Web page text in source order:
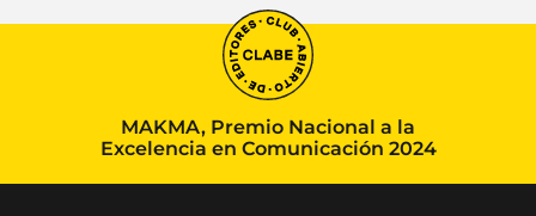
MAKMA, Premio Nacional a la
Excelencia en Comunicación 2024